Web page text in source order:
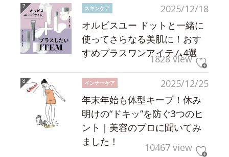
2025/12/18
スキンケア
オルビスユー ドットと一緒に
使ってさらなる美肌に！おす
すめプラスワンアイテム4選
1828 view
2025/12/25
インナーケア
年末年始も体型キープ！休み
明けの“ドキッ”を防ぐ3つのヒ
ント｜美容のプロに聞いてみ
ました！
10467 view